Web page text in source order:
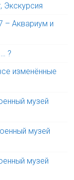
Экскурсия
– Аквариум и
?
изменённые
музей
музей
музей